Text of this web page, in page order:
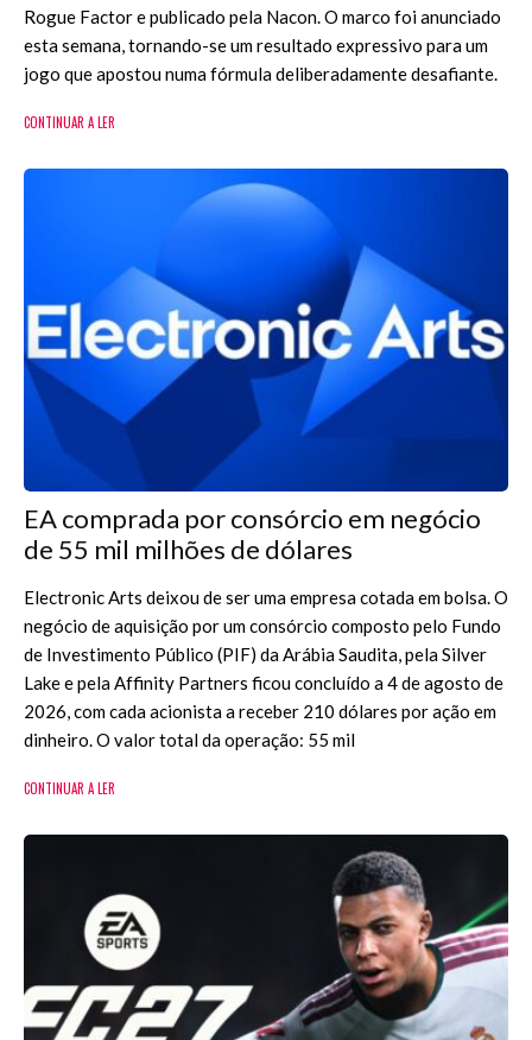
Rogue Factor e publicado pela Nacon. O marco foi anunciado
esta semana, tornando-se um resultado expressivo para um
jogo que apostou numa fórmula deliberadamente desafiante.
CONTINUAR A LER
EA comprada por consórcio em negócio
de 55 mil milhões de dólares
Electronic Arts deixou de ser uma empresa cotada em bolsa. O
negócio de aquisição por um consórcio composto pelo Fundo
de Investimento Público (PIF) da Arábia Saudita, pela Silver
Lake e pela Affinity Partners ficou concluído a 4 de agosto de
2026, com cada acionista a receber 210 dólares por ação em
dinheiro. O valor total da operação: 55 mil
CONTINUAR A LER